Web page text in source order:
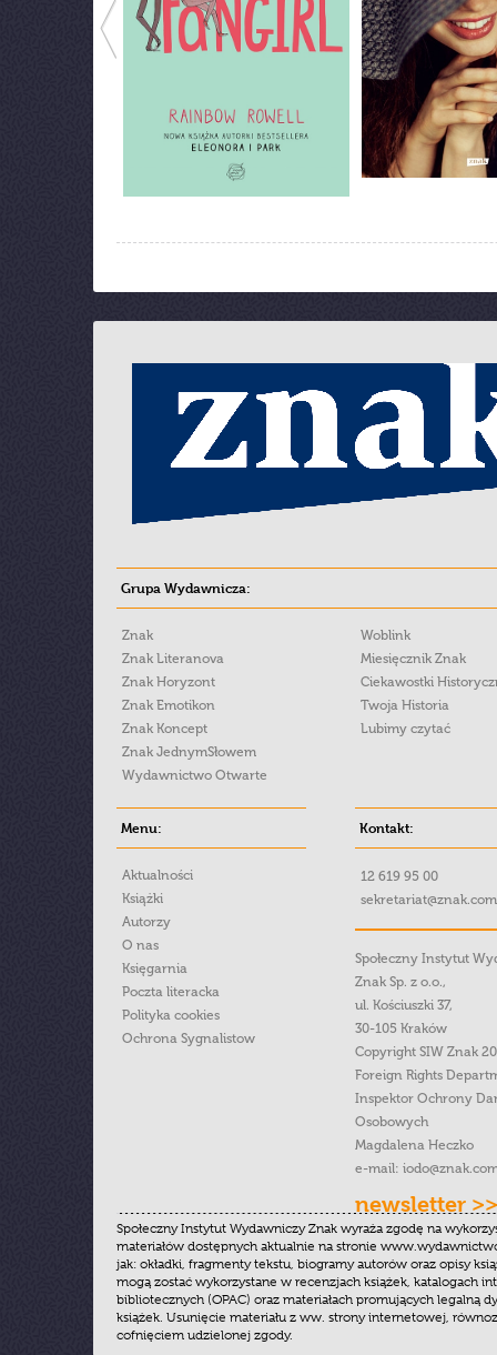
Grupa Wydawnicza:
Znak
Znak Literanova
Znak Horyzont
Znak Emotikon
Znak Koncept
Znak JednymSłowem
Wydawnictwo Otwarte
Woblink
Miesięcznik Znak
Ciekawostki
Twoja Historia
Lubimy czytać
Menu:
Aktualności
Książki
Autorzy
O nas
Księgarnia
Poczta literacka
Polityka cookies
Ochrona Sygnalistow
Kontakt:
12 619 95 00
Społeczny Instytut
Znak Sp. z o.o.,
ul. Kościuszki 37,
30-105 Kraków
Copyright SIW Znak
Foreign Rights
Inspektor Ochrony
Osobowych
Magdalena Heczko
e-mail:
newsletter >>
Społeczny Instytut Wydawniczy Znak wyraża zgodę na
materiałów dostępnych aktualnie na stronie
jak: okładki, fragmenty tekstu, biogramy autorów oraz opisy
mogą zostać wykorzystane w recenzjach książek, katalogach
bibliotecznych (OPAC) oraz materiałach promujących legalną
książek. Usunięcie materiału z ww. strony internetowej,
cofnięciem udzielonej zgody.